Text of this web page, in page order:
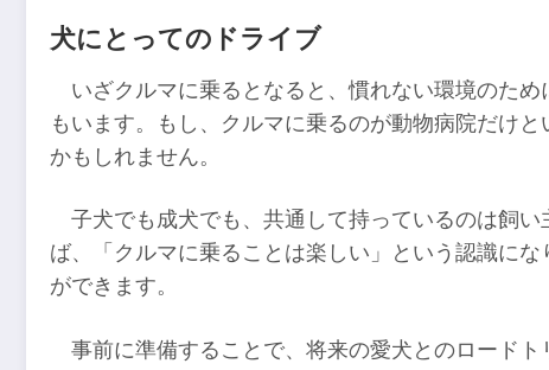
犬にとってのドライブ
いざクルマに乗るとなると、慣れない環境のた
もいます。もし、クルマに乗るのが動物病院だけ
かもしれません。
子犬でも成犬でも、共通して持っているのは飼
ば、「クルマに乗ることは楽しい」という認識に
ができます。
事前に準備することで、将来の愛犬とのロード